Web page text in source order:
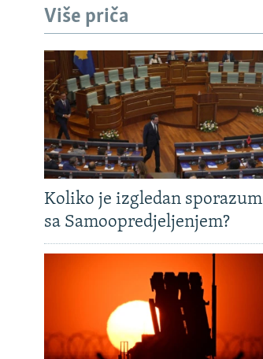
Više priča
Koliko je izgledan sporazum
sa Samoopredjeljenjem?